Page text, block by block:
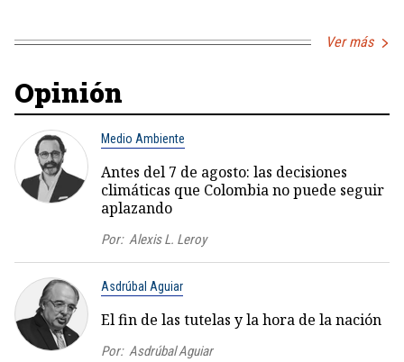
Ver más
Opinión
Medio Ambiente
Antes del 7 de agosto: las decisiones
climáticas que Colombia no puede seguir
aplazando
Por: Alexis L. Leroy
Asdrúbal Aguiar
El fin de las tutelas y la hora de la nación
Por: Asdrúbal Aguiar